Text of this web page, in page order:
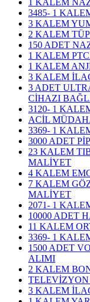
3485- 1
3 KALEM
2 KALEM
150 ADET
1 KALEM
1 KALEM
3 KALEM
3 ADET
CİHAZI
3120- 1
ACİL
3369- 1
3000 ADET
23 KALEM
MALİYET
4 KALEM
7 KALEM
MALİYET
2071- 1
10000 ADET
11 KALEM
3369- 1
1500 ADET
ALIMI
2 KALEM
3 KALEM